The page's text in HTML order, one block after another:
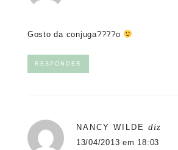
Gosto da conjuga????o
RESPONDER
NANCY WILDE diz
13/04/2013 em 18:03